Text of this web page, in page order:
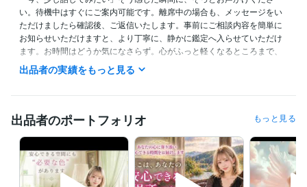
い。待機中はすぐにご案内可能です。離席中の場合も、メッセージをい
ただけましたら確認後、ご返信いたします。事前にご相談内容を簡単に
お知らせいただけますと、より丁寧に、静かに鑑定へ入らせていただけ
ます。お時間はどうか気になさらず。心がふっと軽くなるところまで、
必要な占術を用いて誠実にお届けいたします。もし行き違いやご不明点
がございましたら、評価の前にお知らせいただけますと幸いです。真心
【24時間対応メニュー】
コーチング
手相鑑定・姓名判断
恋愛成就のお部屋づくり
開運 爆上げ法  など
出品者の実績をもっと見る
出品者のポートフォリオ もっと見る